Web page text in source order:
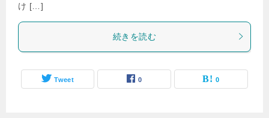
け […]
続きを読む
Tweet 0 0